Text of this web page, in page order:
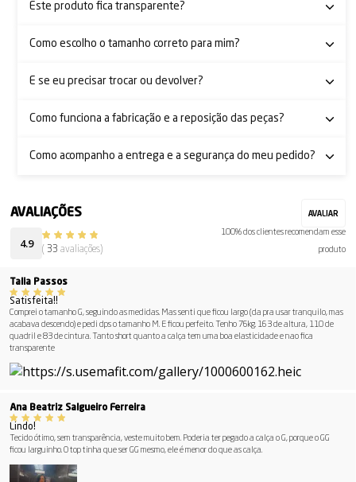
Este produto fica transparente?
Como escolho o tamanho correto para mim?
E se eu precisar trocar ou devolver?
Como funciona a fabricação e a reposição das peças?
Como acompanho a entrega e a segurança do meu pedido?
4.9 33 avaliações)
100% dos clientes recomendam esse
produto
Talia Passos
Satisfeita!!
Comprei o tamanho G, seguindo as medidas. Mas senti que ficou largo (da pra usar tranquilo, mas
acabava descendo) e pedi dps o tamanho M. E ficou perfeito. Tenho 76kg. 163 de altura, 110 de
quadril e 83 de cintura. Tanto short quanto a calça tem uma boa elasticidade e nao fica
transparente
Ana Beatriz Salgueiro Ferreira
Lindo!
Tecido ótimo, sem transparência, veste muito bem. Poderia ter pegado a calça o G, porque o GG
ficou larguinho. O top tinha que ser GG mesmo, ele é menor do que as calça.